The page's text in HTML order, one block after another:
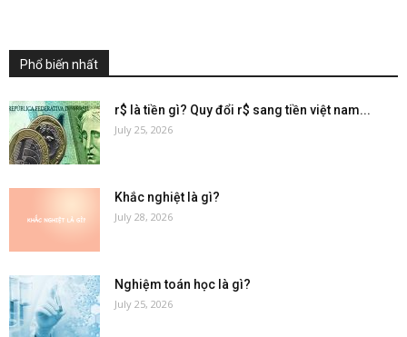
Phổ biến nhất
r$ là tiền gì? Quy đổi r$ sang tiền việt nam...
July 25, 2026
Khắc nghiệt là gì?
July 28, 2026
Nghiệm toán học là gì?
July 25, 2026